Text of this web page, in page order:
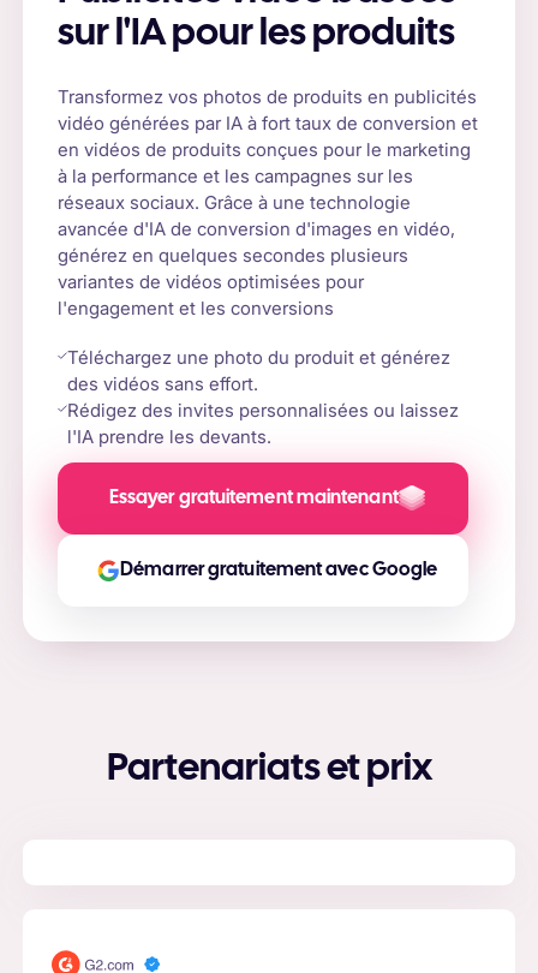
sur l'IA pour les produits
Transformez vos photos de produits en publicités
vidéo générées par IA à fort taux de conversion et
en vidéos de produits conçues pour le marketing
à la performance et les campagnes sur les
réseaux sociaux. Grâce à une technologie
avancée d'IA de conversion d'images en vidéo,
générez en quelques secondes plusieurs
variantes de vidéos optimisées pour
l'engagement et les conversions
Téléchargez une photo du produit et générez
des vidéos sans effort.
Rédigez des invites personnalisées ou laissez
l'IA prendre les devants.
Essayer gratuitement maintenant
Démarrer gratuitement avec Google
Partenariats et prix